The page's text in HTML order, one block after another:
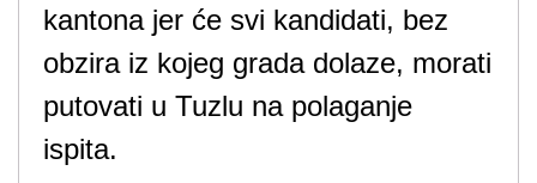
kantona jer će svi kandidati, bez
obzira iz kojeg grada dolaze, morati
putovati u Tuzlu na polaganje
ispita.